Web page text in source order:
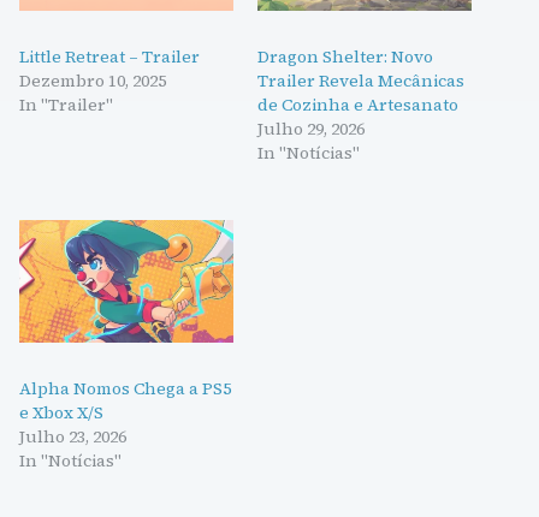
Little Retreat – Trailer
Dezembro 10, 2025
In "Trailer"
Dragon Shelter: Novo
Trailer Revela Mecânicas
de Cozinha e Artesanato
Julho 29, 2026
In "Notícias"
Alpha Nomos Chega a PS5
e Xbox X/S
Julho 23, 2026
In "Notícias"